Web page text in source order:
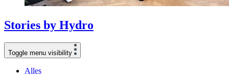
Stories by Hydro
Toggle menu visibility
Alles